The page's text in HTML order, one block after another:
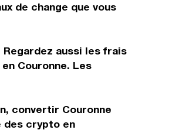
de change que vous
aussi les frais
Couronne. Les
convertir Couronne
des crypto en